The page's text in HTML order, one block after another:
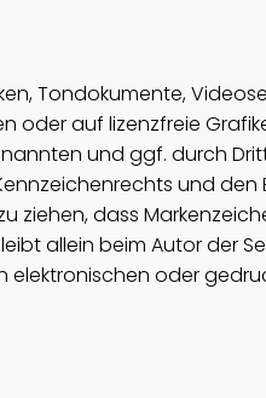
Tondokumente,
oder auf lizenzfreie
und ggf. durch
und den
ziehen, dass
allein beim Autor der
oder